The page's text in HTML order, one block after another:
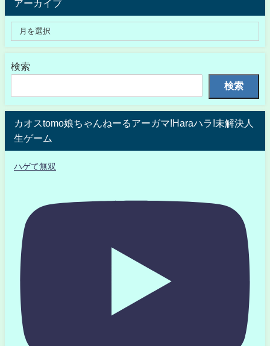
アーカイブ
検索
検索
カオスtomo娘ちゃんねーるアーガマ!Haraハラ!未解決人
生ゲーム
ハゲて無双